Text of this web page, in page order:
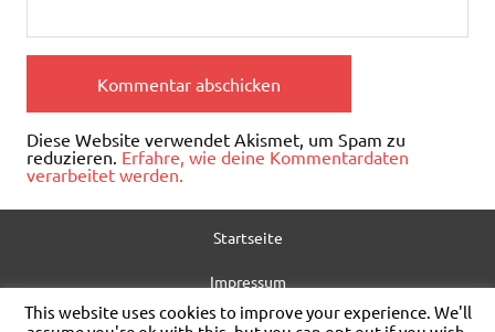
Diese Website verwendet Akismet, um Spam zu
reduzieren. Erfahre, wie deine Kommentardaten
verarbeitet werden.
Startseite
Impressum
Datenschutz
This website uses cookies to improve your experience. We'll